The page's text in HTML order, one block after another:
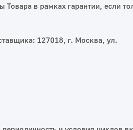
Товара в рамках гарантии, если
127018, г. Москва, ул.